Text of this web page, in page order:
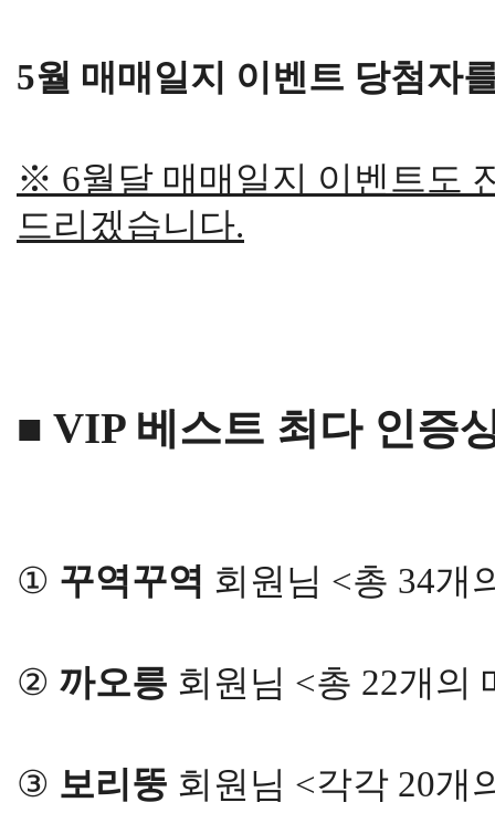
5월 매매일지 이벤트 당첨자
※ 6월달 매매일지 이벤트도
드리겠습니다.
■ VIP 베스트 최다 인증
① 꾸역꾸역 회원님 <총 34개
② 까오릉 회원님 <총 22개의
③ 보리뚱 회원님 <각각 20개